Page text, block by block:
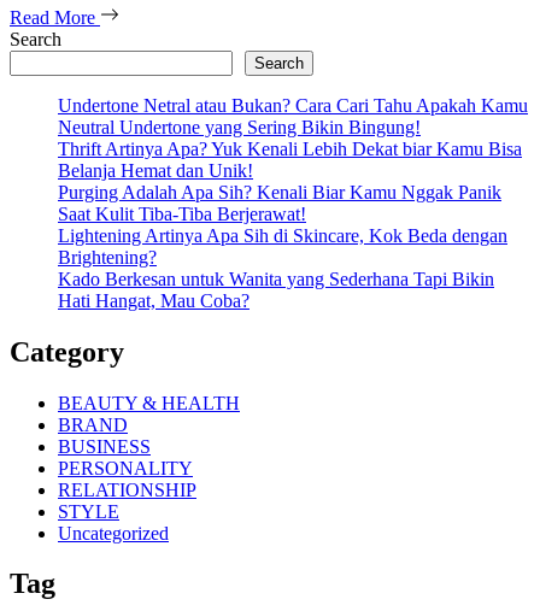
Read More
Search
Search
Undertone Netral atau Bukan? Cara Cari Tahu Apakah Kamu
Neutral Undertone yang Sering Bikin Bingung!
Thrift Artinya Apa? Yuk Kenali Lebih Dekat biar Kamu Bisa
Belanja Hemat dan Unik!
Purging Adalah Apa Sih? Kenali Biar Kamu Nggak Panik
Saat Kulit Tiba-Tiba Berjerawat!
Lightening Artinya Apa Sih di Skincare, Kok Beda dengan
Brightening?
Kado Berkesan untuk Wanita yang Sederhana Tapi Bikin
Hati Hangat, Mau Coba?
Category
BEAUTY & HEALTH
BRAND
BUSINESS
PERSONALITY
RELATIONSHIP
STYLE
Uncategorized
Tag